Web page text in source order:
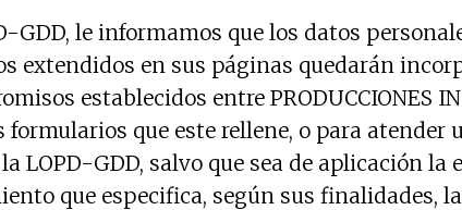
le informamos que los datos
extendidos en sus páginas quedarán
establecidos entre PRODUCCIONES
que este rellene, o para
LOPD-GDD, salvo que sea de aplicación
que especifica, según sus finalidades,